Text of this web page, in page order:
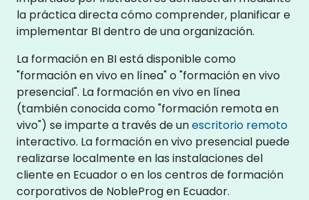
la práctica directa cómo comprender, planificar e
implementar BI dentro de una organización.
La formación en BI está disponible como
"formación en vivo en línea" o "formación en vivo
presencial". La formación en vivo en línea
(también conocida como "formación remota en
vivo") se imparte a través de unescritorio remoto
interactivo. La formación en vivo presencial puede
realizarse localmente en las instalaciones del
cliente en Ecuador o en los centros de formación
corporativos de NobleProg en Ecuador.